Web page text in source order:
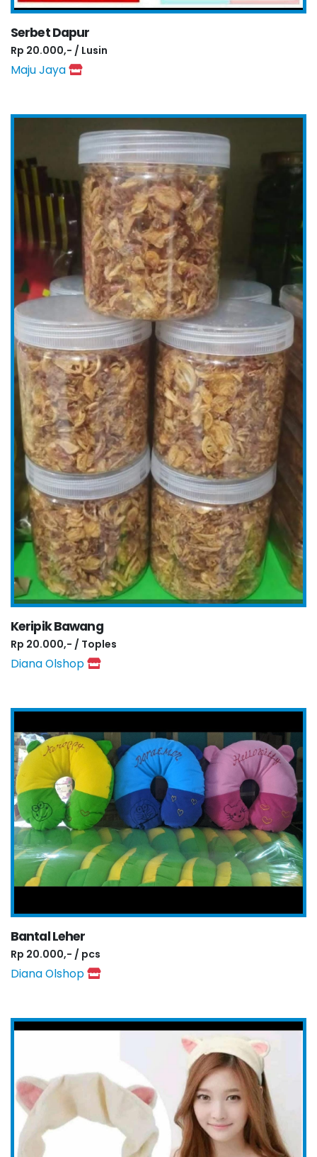
Serbet Dapur
Rp 20.000,- / Lusin
Maju Jaya
Keripik Bawang
Rp 20.000,- / Toples
Diana Olshop
Bantal Leher
Rp 20.000,- / pcs
Diana Olshop